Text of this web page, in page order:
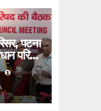
पटना
परिषद